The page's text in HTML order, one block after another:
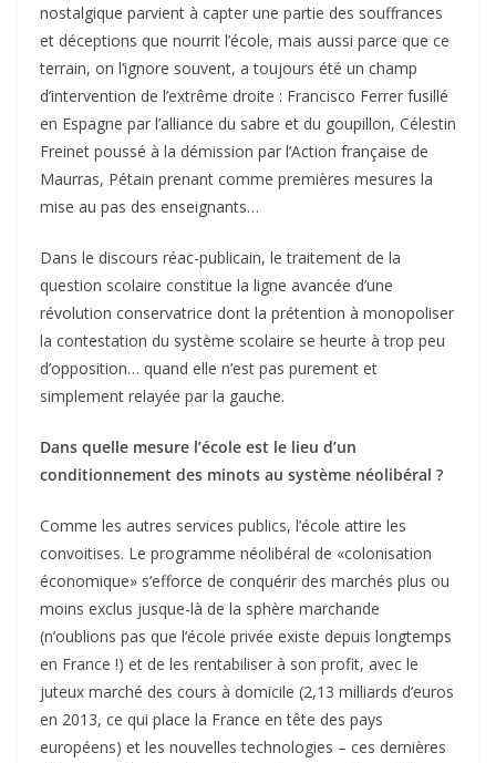
nostalgique parvient à capter une partie des souffrances
et déceptions que nourrit l’école, mais aussi parce que ce
terrain, on l’ignore souvent, a toujours été un champ
d’intervention de l’extrême droite : Francisco Ferrer fusillé
en Espagne par l’alliance du sabre et du goupillon, Célestin
Freinet poussé à la démission par l’Action française de
Maurras, Pétain prenant comme premières mesures la
mise au pas des enseignants…
Dans le discours réac-publicain, le traitement de la
question scolaire constitue la ligne avancée d’une
révolution conservatrice dont la prétention à monopoliser
la contestation du système scolaire se heurte à trop peu
d’opposition… quand elle n’est pas purement et
simplement relayée par la gauche.
Dans quelle mesure l’école est le lieu d’un
conditionnement des minots au système néolibéral ?
Comme les autres services publics, l’école attire les
convoitises. Le programme néolibéral de «colonisation
économique» s’efforce de conquérir des marchés plus ou
moins exclus jusque-là de la sphère marchande
(n’oublions pas que l’école privée existe depuis longtemps
en France !) et de les rentabiliser à son profit, avec le
juteux marché des cours à domicile (2,13 milliards d’euros
en 2013, ce qui place la France en tête des pays
européens) et les nouvelles technologies – ces dernières